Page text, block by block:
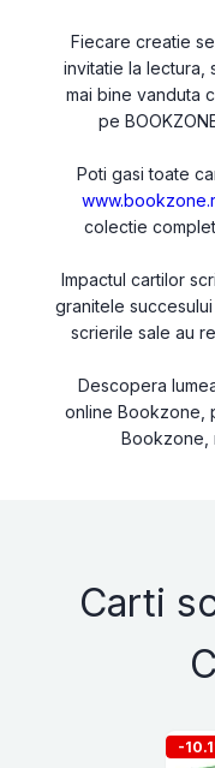
Fiecare creatie
invitatie la lectura,
mai bine vanduta
pe
Poti gasi toate
colectie
Impactul cartilor
granitele
scrierile sale au
Descopera
online Bookzone,
Bookzone,
Carti
-